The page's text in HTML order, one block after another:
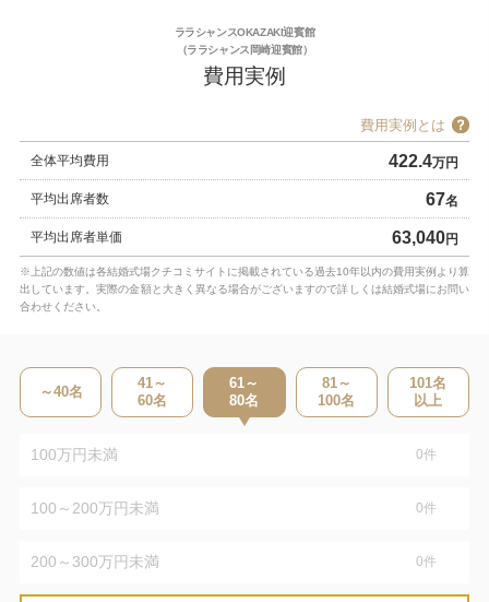
ララシャンスOKAZAKI迎賓館
（ララシャンス岡崎迎賓館）
費用実例
費用実例とは
全体平均費用 422.4万円
平均出席者数 67名
平均出席者単価 63,040円
※上記の数値は各結婚式場クチコミサイトに掲載されている過去10年以内の費用実例より算
出しています。実際の金額と大きく異なる場合がございますので詳しくは結婚式場にお問い
合わせください。
～40名
41～
60名
61～
80名
81～
100名
101名
以上
100万円未満 0件
100～200万円未満 0件
200～300万円未満 0件